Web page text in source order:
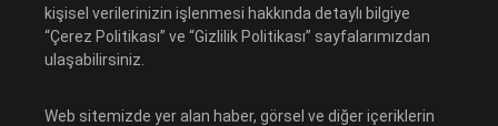
kişisel verilerinizin işlenmesi hakkında detaylı bilgiye
“Çerez Politikası” ve “Gizlilik Politikası” sayfalarımızdan
ulaşabilirsiniz.
Web sitemizde yer alan haber, görsel ve diğer içeriklerin